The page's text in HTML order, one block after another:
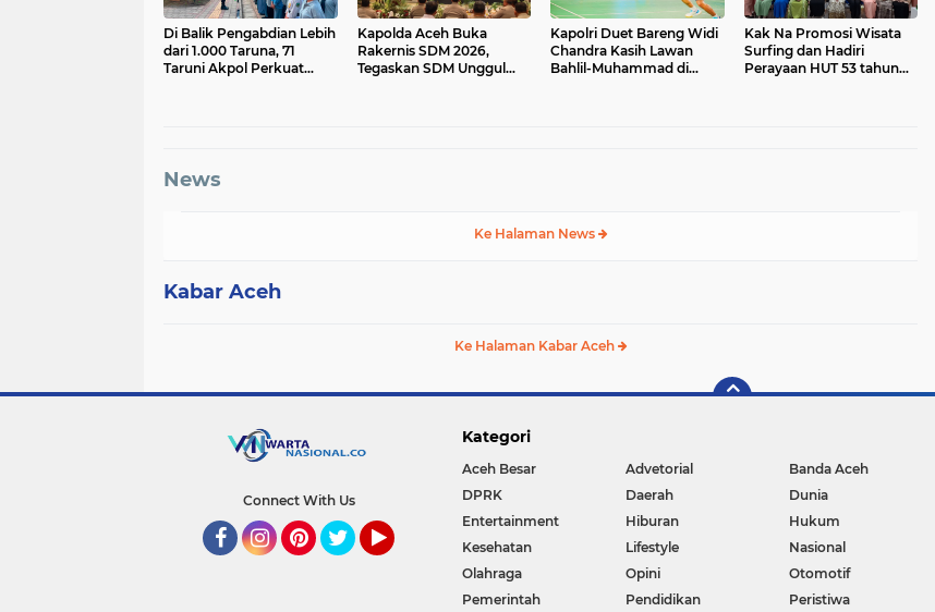
Di Balik Pengabdian Lebih
dari 1.000 Taruna, 71
Taruni Akpol Perkuat
Kapolda Aceh Buka
Rakernis SDM 2026,
Tegaskan SDM Unggul
Kapolri Duet Bareng Widi
Chandra Kasih Lawan
Bahlil-Muhammad di
Kak Na Promosi Wisata
Surfing dan Hadiri
Perayaan HUT 53 tahun
News
Ke Halaman News
Kabar Aceh
Ke Halaman Kabar Aceh
Connect With Us
Kategori
Aceh Besar Advetorial Banda Aceh
DPRK
Daerah Dunia
Entertainment
Hiburan Hukum
Kesehatan
Lifestyle Nasional
Olahraga
Opini Otomotif
Pemerintah
Pendidikan Peristiwa